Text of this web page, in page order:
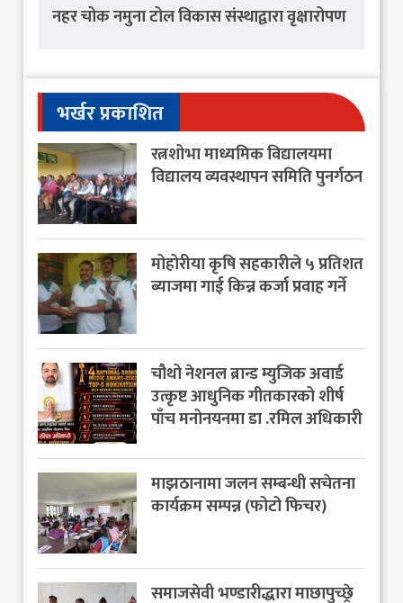
नहर चोक नमुना टोल विकास संस्थाद्वारा वृक्षारोपण
भर्खर प्रकाशित
रत्नशोभा माध्यमिक विद्यालयमा
विद्यालय व्यवस्थापन समिति पुनर्गठन
मोहोरीया कृषि सहकारीले ५ प्रतिशत
ब्याजमा गाई किन्न कर्जा प्रवाह गर्ने
चौथो नेशनल ब्रान्ड म्युजिक अवार्ड
उत्कृष्ट आधुनिक गीतकारको शीर्ष
पाँच मनोनयनमा डा .रमिल अधिकारी
माझठानामा जलन सम्बन्धी सचेतना
कार्यक्रम सम्पन्न (फोटो फिचर)
समाजसेवी भण्डारीद्धारा माछापुच्छ्रे